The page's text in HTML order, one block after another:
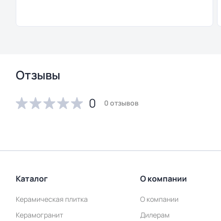
Отзывы
0
0 отзывов
Каталог
Керамическая плитка
Керамогранит
О компании
О компании
Дилерам